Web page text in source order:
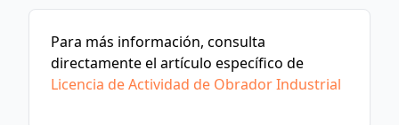
Para más información, consulta
directamente el artículo específico de
Licencia de Actividad de Obrador Industrial